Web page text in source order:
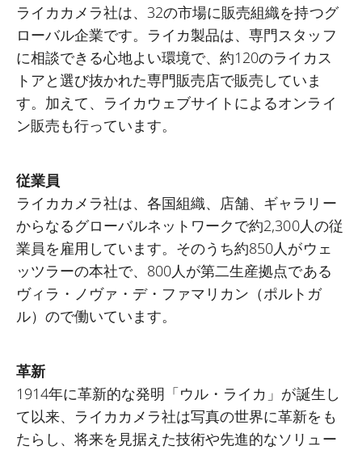
ライカカメラ社は、32の市場に販売組織を持つグ
ローバル企業です。ライカ製品は、専門スタッフ
に相談できる心地よい環境で、約120のライカス
トアと選び抜かれた専門販売店で販売していま
す。加えて、ライカウェブサイトによるオンライ
ン販売も行っています。
従業員
ライカカメラ社は、各国組織、店舗、ギャラリー
からなるグローバルネットワークで約2,300人の従
業員を雇用しています。そのうち約850人がウェ
ッツラーの本社で、800人が第二生産拠点である
ヴィラ・ノヴァ・デ・ファマリカン（ポルトガ
ル）ので働いています。
革新
1914年に革新的な発明「ウル・ライカ」が誕生し
て以来、ライカカメラ社は写真の世界に革新をも
たらし、将来を見据えた技術や先進的なソリュー